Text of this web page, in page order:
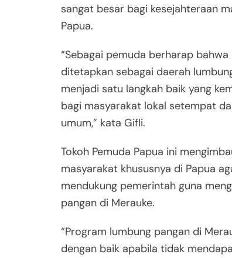
sangat besar bagi kesejahteraan
Papua.
“Sebagai pemuda berharap
ditetapkan sebagai daerah
menjadi satu langkah baik yang
bagi masyarakat lokal setempat
umum,” kata Gifli.
Tokoh Pemuda Papua ini
masyarakat khususnya di Papua
mendukung pemerintah guna
pangan di Merauke.
“Program lumbung pangan di
dengan baik apabila tidak